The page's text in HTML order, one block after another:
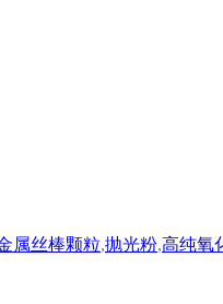
属丝棒颗粒,抛光粉,高纯氧